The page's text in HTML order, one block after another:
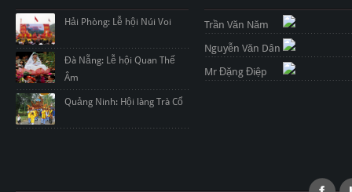
Hải Phòng: Lễ hội Núi Voi
Đà Nẵng: Lễ hội Quan Thế
Âm
Quảng Ninh: Hội làng Trà Cổ
Trần Văn Năm
Nguyễn Văn Dân
Mr Đặng Điệp